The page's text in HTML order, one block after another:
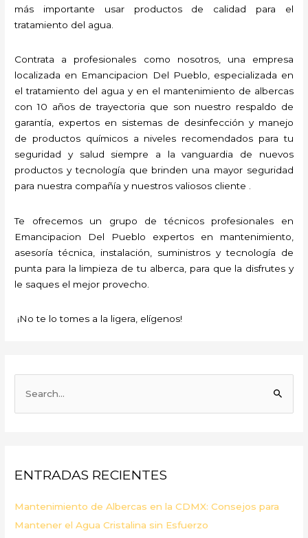
más importante usar productos de calidad para el
tratamiento del agua.
Contrata a profesionales como nosotros, una empresa
localizada en Emancipacion Del Pueblo, especializada en
el tratamiento del agua y en el mantenimiento de albercas
con 10 años de trayectoria que son nuestro respaldo de
garantía, expertos en sistemas de desinfección y manejo
de productos químicos a niveles recomendados para tu
seguridad y salud siempre a la vanguardia de nuevos
productos y tecnología que brinden una mayor seguridad
para nuestra compañía y nuestros valiosos cliente .
Te ofrecemos un grupo de técnicos profesionales en
Emancipacion Del Pueblo expertos en mantenimiento,
asesoría técnica, instalación, suministros y tecnología de
punta para la limpieza de tu alberca, para que la disfrutes y
le saques el mejor provecho.
¡No te lo tomes a la ligera, elígenos!
r
o
r
ENTRADAS RECIENTES
Mantenimiento de Albercas en la CDMX: Consejos para
Mantener el Agua Cristalina sin Esfuerzo